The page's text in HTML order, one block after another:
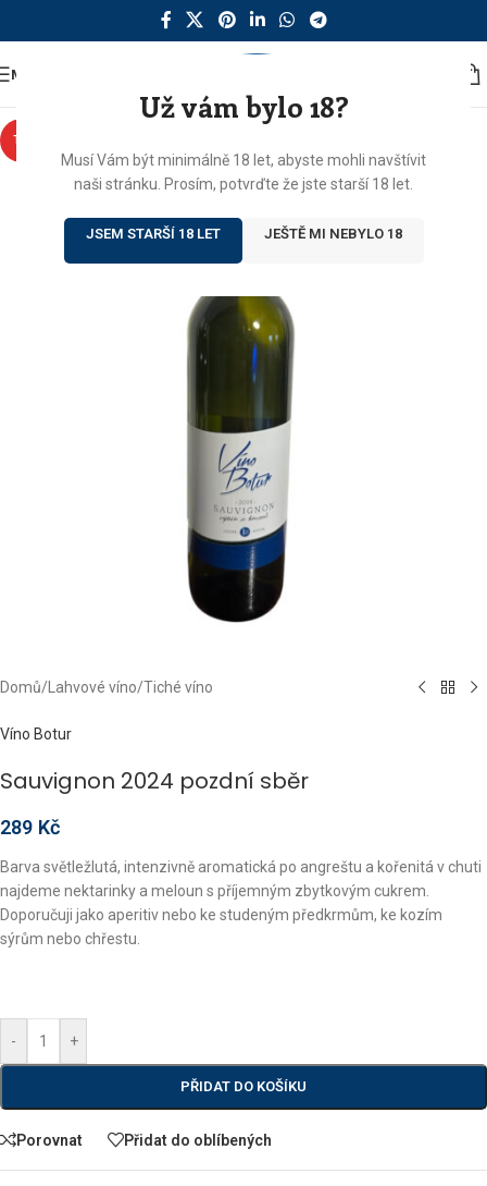
Už vám bylo 18?
Musí Vám být minimálně 18 let, abyste mohli navštívit
naši stránku. Prosím, potvrďte že jste starší 18 let.
JSEM STARŠÍ 18 LET JEŠTĚ MI NEBYLO 18
MENU
TIP
Domů/Lahvové víno/Tiché víno
Víno Botur
Sauvignon 2024 pozdní sběr
289 Kč
Barva světležlutá, intenzivně aromatická po angreštu a kořenitá v chuti
najdeme nektarinky a meloun s příjemným zbytkovým cukrem.
Doporučuji jako aperitiv nebo ke studeným předkrmům, ke kozím
sýrům nebo chřestu.
- +
PŘIDAT DO KOŠÍKU
Porovnat Přidat do oblíbených